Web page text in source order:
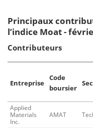
Principaux
l’indice Moat -
Contributeurs
Entreprise
Code
boursier
Applied
Materials
Inc.
AMAT